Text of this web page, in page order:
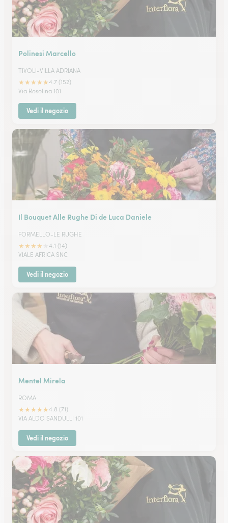
Polinesi Marcello
TIVOLI-VILLA ADRIANA
★★★★★4.7 (152)
Via Rosolina 101
Vedi il negozio
Il Bouquet Alle Rughe Di de Luca Daniele
FORMELLO-LE RUGHE
★★★★
4.1 (14)
VIALE AFRICA SNC
Vedi il negozio
Mentel Mirela
ROMA
★★★★★4.8 (71)
VIA ALDO SANDULLI 101
Vedi il negozio